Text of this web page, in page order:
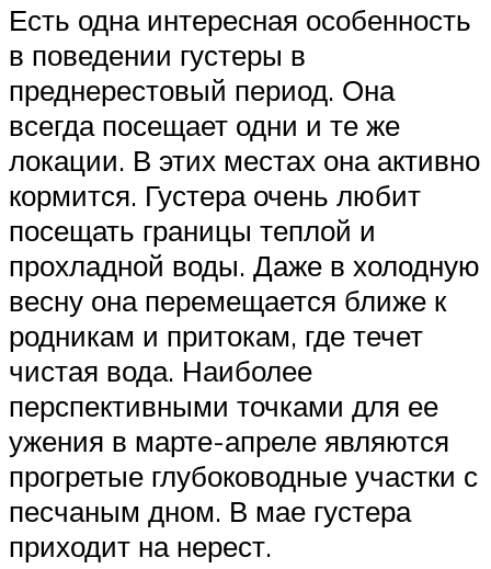
Есть одна интересная особенность
в поведении густеры в
преднерестовый период. Она
всегда посещает одни и те же
локации. В этих местах она активно
кормится. Густера очень любит
посещать границы теплой и
прохладной воды. Даже в холодную
весну она перемещается ближе к
родникам и притокам, где течет
чистая вода. Наиболее
перспективными точками для ее
ужения в марте-апреле являются
прогретые глубоководные участки с
песчаным дном. В мае густера
приходит на нерест.